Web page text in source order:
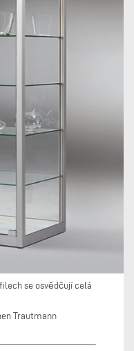
se osvědčují celá
Trautmann